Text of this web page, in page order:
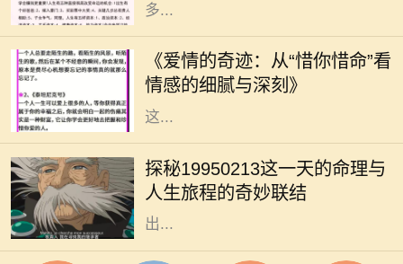
多...
《爱情的奇迹：从“惜你惜命”看
情感的细腻与深刻》
在这个快节奏的时代，爱情似乎变得
越来越稀薄。然而，在某些情感的角
落，却依旧有一种深沉而细腻的情感
在悄然滋长。那就是“惜你惜命”。
这...
探秘19950213这一天的命理与
人生旅程的奇妙联结
在命理学中，每个人的生日都承载着
独特的命运密码。1995年2月13日，
这一天的出生者往往被认为拥有丰富
的内在潜能与无限的可能性。那么，
出...